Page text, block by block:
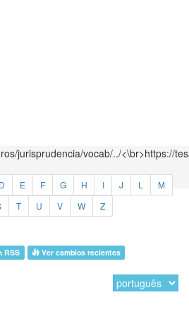
jurisprudencia/vocab/../<\br>https://
D E F G H I J L
M
T U V W Z
RSS Ver cambios recientes